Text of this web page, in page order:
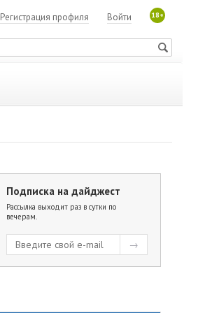
18+
Войти
Регистрация профиля
Подписка на дайджест
Рассылка выходит раз в сутки по
вечерам.